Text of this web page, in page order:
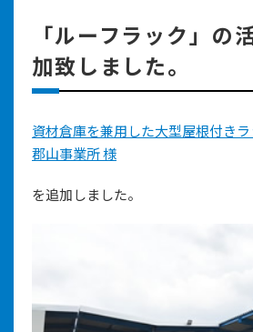
「ルーフラック」の
加致しました。
資材倉庫を兼用した大型屋根付き
郡山事業所 様
を追加しました。